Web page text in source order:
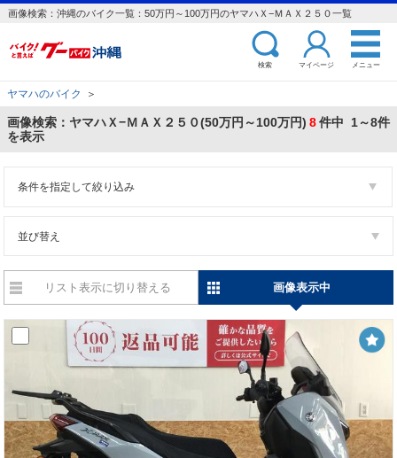
画像検索：沖縄のバイク一覧：50万円～100万円のヤマハＸ−ＭＡＸ２５０一覧
検索 マイページ メニュー
ヤマハのバイク ＞
画像検索：ヤマハＸ−ＭＡＸ２５０(50万円～100万円) 8件中 1～8件
を表示
条件を指定して絞り込み
並び替え
リスト表示に切り替える 画像表示中